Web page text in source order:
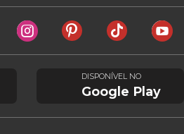
DISPONÍVEL NO
Google Play